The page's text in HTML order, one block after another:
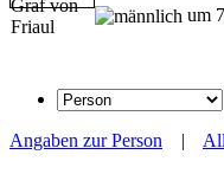
um
Angaben zur Person |